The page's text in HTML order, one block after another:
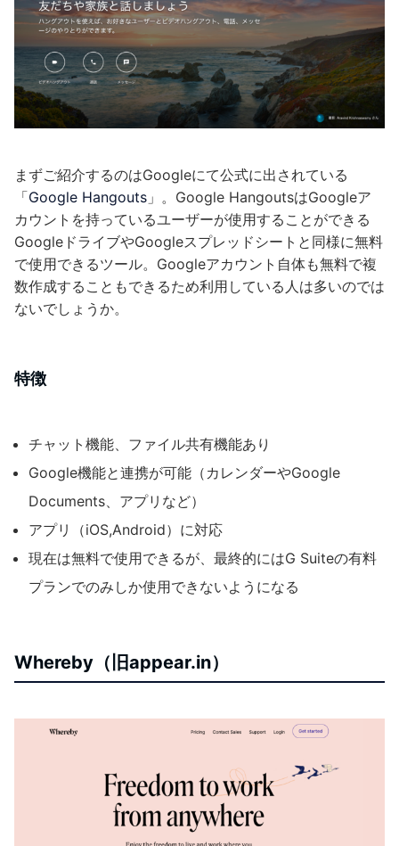
まずご紹介するのはGoogleにて公式に出されている
「Google Hangouts 」。Google HangoutsはGoogleア
カウントを持っているユーザーが使用することができる
GoogleドライブやGoogleスプレッドシートと同様に無料
で使用できるツール。Googleアカウント自体も無料で複
数作成することもできるため利用している人は多いのでは
ないでしょうか。
特徴
チャット機能、ファイル共有機能あり
Google機能と連携が可能（カレンダーやGoogle
Documents、アプリなど）
アプリ（iOS,Android）に対応
現在は無料で使用できるが、最終的にはG Suiteの有料
プランでのみしか使用できないようになる
Whereby（旧appear.in）